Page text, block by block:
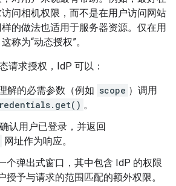
问相机权限，而不是在用户访问网站
的做法也适用于服务器资源。仅在用
称为“动态授权”。
请求授权，IdP 可以：
解的必需参数（例如 scope ）调用
。
认用户已登录，并返回
网址作为响应。
个弹出式窗口，其中包含 IdP 的权限
授予与请求的范围匹配的额外权限。